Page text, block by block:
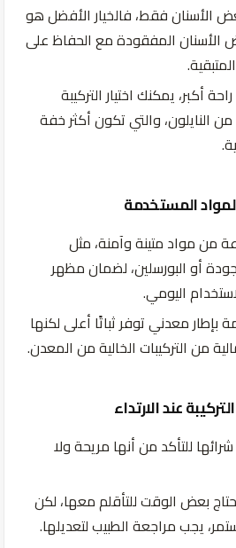
الأسنانفقط، فالخيار الأفضلهو
الأسنان المفقودةمع الحفاظعلى
المتبقية.
أكبر، يمكنك اختيار التركيبة
النايلون، والتي تكون أكثر خفة
منمواد متينةوآمنة، مثل
أو البورسلين، لضمانمظهر
اليومي.
بإطار معدنيتوفر ثباتًا أعلىلكنها
من التركيبات الخاليةمن المعدن.
شرائها للتأكد منأنها مريحةولا
بعض الوقتللتأقلممعها، لكن
يجبمراجعة الطبيبلتعديلها.